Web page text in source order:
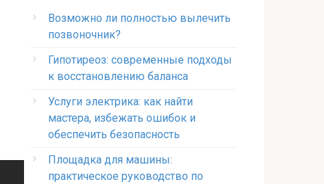
Возможно ли полностью вылечить
позвоночник?
Гипотиреоз: современные подходы
к восстановлению баланса
Услуги электрика: как найти
мастера, избежать ошибок и
обеспечить безопасность
Площадка для машины:
практическое руководство по